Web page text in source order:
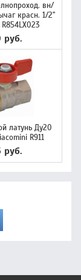
вн/
красн. 1/2"
руб.
латунь Ду20
R911
руб.